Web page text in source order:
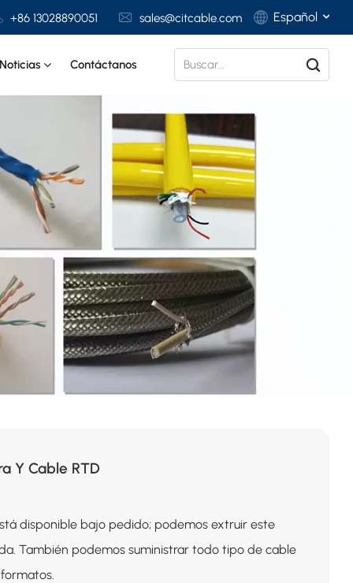
+86 13028890051 sales@citcable.com Español
Deutsch
Italiano
Español
Noticias Contáctanos
Y Cable RTD
disponible bajo pedido; podemos extruir este
También podemos suministrar todo tipo de cable